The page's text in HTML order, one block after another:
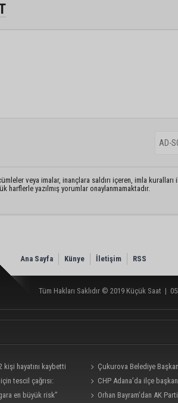
veya imalar, inançlara saldırı içeren, imla kuralları
harflerle yazılmış yorumlar onaylanmamaktadır.
Ana Sayfa Künye İletişim RSS
Tüm Hakları Saklıdır © 2019 Küçük Saat |
hayatını kaybetti Çukurova Belediye
tescil çağrısı:
CHP Adana’da ilçe
en büyük risk” Orhan Bayram’dan AK